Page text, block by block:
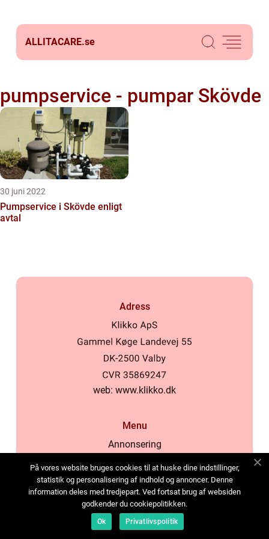
ALLITACARE.se
pumpservice - pumpar Skövde
30 juni 2022
Pumpservice i Skövde enligt
avtal
Adress
web: www.klikko.dk
Menu
Annonsering
Cookies
Kontakta oss
Sitemap
På vores website bruges cookies til at huske dine indstillinger,
statistik og personalisering af indhold og annoncer. Denne
information deles med tredjepart. Ved fortsat brug af websiden
godkender du cookiepolitikken.
Ok Privatlivspolitik